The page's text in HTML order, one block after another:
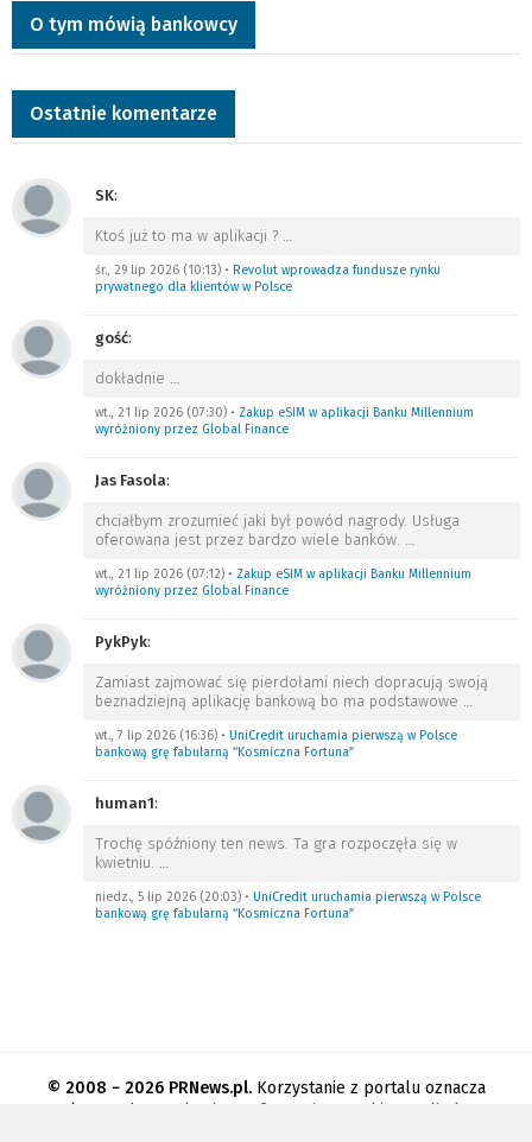
O tym mówią bankowcy
Ostatnie komentarze
SK:
Ktoś już to ma w aplikacji ? …
śr., 29 lip 2026 (10:13) • Revolut wprowadza fundusze rynku
prywatnego dla klientów w Polsce
gość:
dokładnie …
wt., 21 lip 2026 (07:30) • Zakup eSIM w aplikacji Banku Millennium
wyróżniony przez Global Finance
Jas Fasola:
chciałbym zrozumieć jaki był powód nagrody. Usługa
oferowana jest przez bardzo wiele banków. …
wt., 21 lip 2026 (07:12) • Zakup eSIM w aplikacji Banku Millennium
wyróżniony przez Global Finance
PykPyk:
Zamiast zajmować się pierdołami niech dopracują swoją
beznadziejną aplikację bankową bo ma podstawowe …
wt., 7 lip 2026 (16:36) • UniCredit uruchamia pierwszą w Polsce
bankową grę fabularną “Kosmiczna Fortuna”
human1:
Trochę spóźniony ten news. Ta gra rozpoczęła się w
kwietniu. …
niedz., 5 lip 2026 (20:03) • UniCredit uruchamia pierwszą w Polsce
bankową grę fabularną “Kosmiczna Fortuna”
© 2008 − 2026 PRNews.pl.Korzystanie z portalu oznacza
akceptację
regulaminu Informacja o cookies
Polityka